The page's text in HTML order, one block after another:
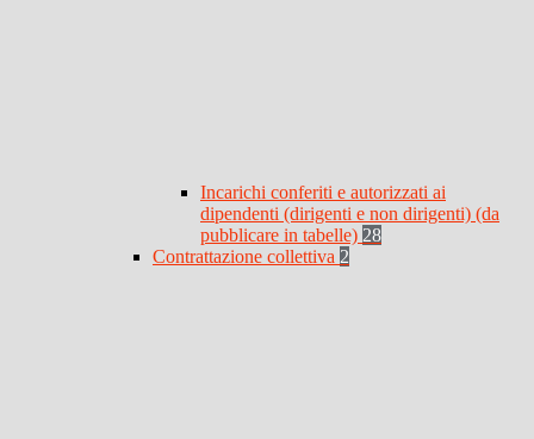
Incarichi conferiti e autorizzati ai
dipendenti (dirigenti e non dirigenti) (da
pubblicare in tabelle) 28
Contrattazione collettiva 2